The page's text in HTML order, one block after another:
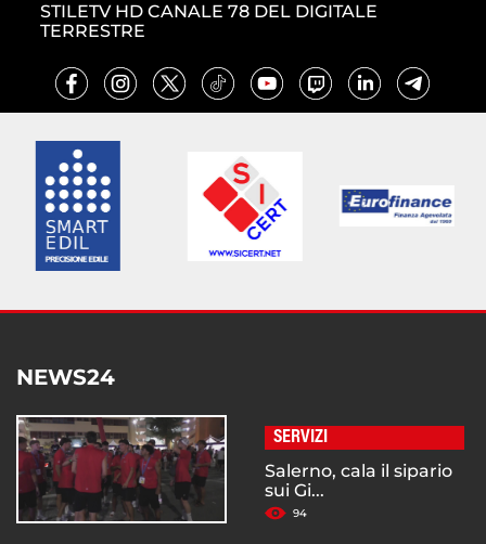
STILETV HD CANALE 78 DEL DIGITALE
TERRESTRE
NEWS24
SERVIZI
Salerno, cala il sipario
sui Gi...
94